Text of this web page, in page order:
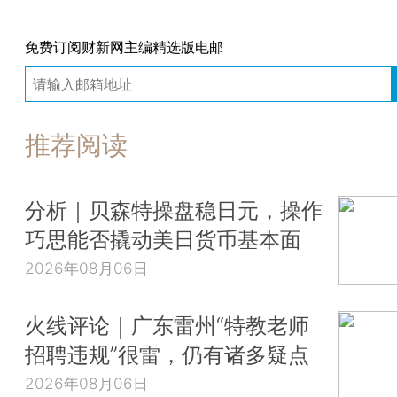
免费订阅财新网主编精选版电邮
推荐阅读
分析｜贝森特操盘稳日元，操作
巧思能否撬动美日货币基本面
2026年08月06日
火线评论｜广东雷州“特教老师
招聘违规”很雷，仍有诸多疑点
2026年08月06日